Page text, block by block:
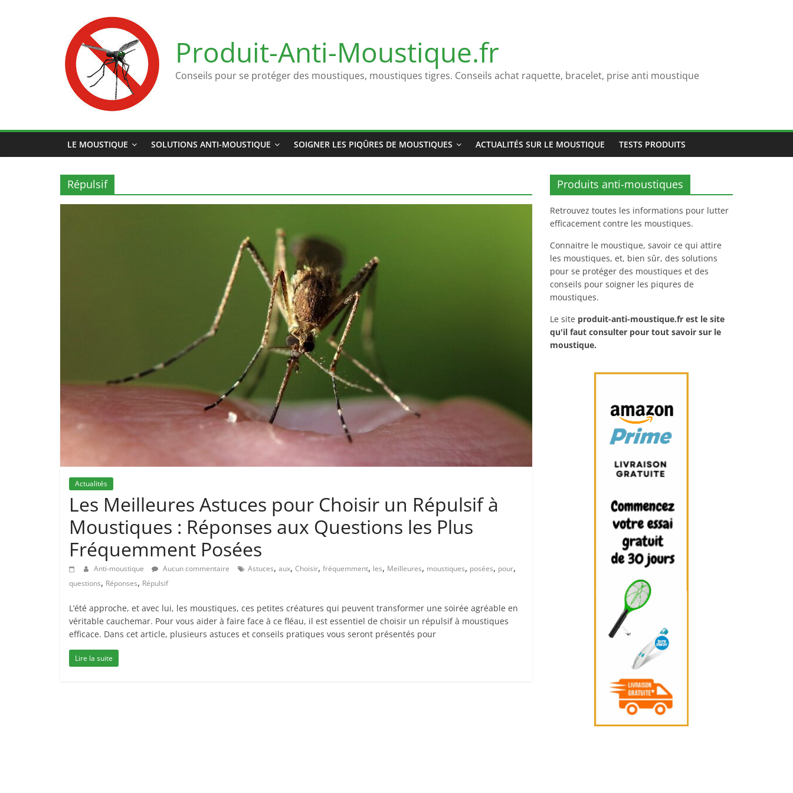
Produit-Anti-Moustique.fr
Conseils pour se protéger des moustiques, moustiques tigres. Conseils achat raquette, bracelet, prise anti moustique
LE MOUSTIQUE SOLUTIONS ANTI-MOUSTIQUE SOIGNER LES PIQÛRES DE MOUSTIQUES ACTUALITÉS SUR LE MOUSTIQUE TESTS PRODUITS
Répulsif
Actualités
Les Meilleures Astuces pour Choisir un Répulsif à
Moustiques : Réponses aux Questions les Plus
Fréquemment Posées
Anti-moustique Aucun commentaire Astuces, aux, Choisir, fréquemment, les, Meilleures, moustiques, posées, pour,
questions, Réponses, Répulsif
L’été approche, et avec lui, les moustiques, ces petites créatures qui peuvent transformer une soirée agréable en
véritable cauchemar. Pour vous aider à faire face à ce fléau, il est essentiel de choisir un répulsif à moustiques
efficace. Dans cet article, plusieurs astuces et conseils pratiques vous seront présentés pour
Lire la suite
Produits anti-moustiques
Retrouvez toutes les informations pour lutter
efficacement contre les moustiques.
Connaitre le moustique, savoir ce qui attire
les moustiques, et, bien sûr, des solutions
pour se protéger des moustiques et des
conseils pour soigner les piqures de
moustiques.
Le site produit-anti-moustique.fr est le site
qu'il faut consulter pour tout savoir sur le
moustique.